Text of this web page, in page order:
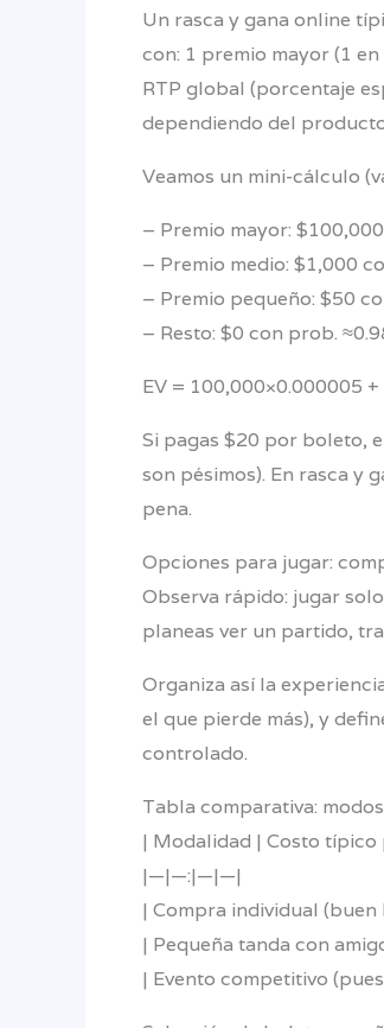
Un rasca y gana online
con: 1 premio mayor (1
RTP global (porcentaje
dependiendo del
Veamos un mini-cálculo
– Premio mayor:
– Premio medio: $1,000
– Premio pequeño: $50
– Resto: $0 con prob.
EV = 100,000×0.000005
Si pagas $20 por boleto,
son pésimos). En rasca y
pena.
Opciones para jugar:
Observa rápido: jugar
planeas ver un partido,
Organiza así la
el que pierde más), y
controlado.
Tabla comparativa:
| Modalidad | Costo típico
|—|—:|—|—|
| Compra individual
| Pequeña tanda con
| Evento competitivo